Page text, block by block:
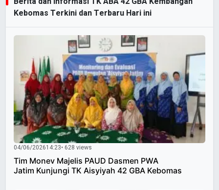
Kebomas Terkini dan Terbaru Hari ini
04/06/202614:23• 628 views
Tim Monev Majelis PAUD Dasmen PWA
Jatim Kunjungi TK Aisyiyah 42 GBA Kebomas